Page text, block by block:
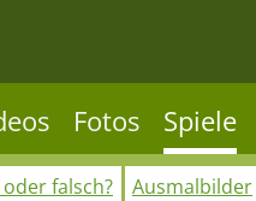
Fotos Spiele
falsch? Ausmalbilder